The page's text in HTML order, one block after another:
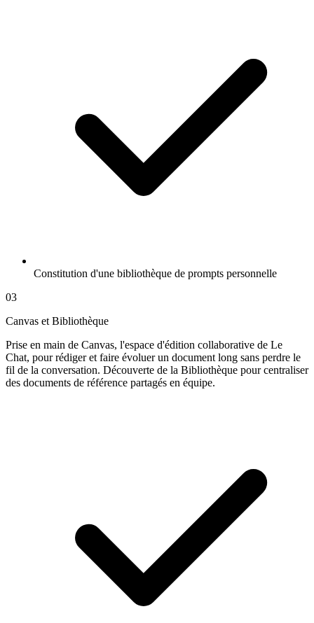
Constitution d'une bibliothèque de prompts personnelle
03
Canvas et Bibliothèque
Prise en main de Canvas, l'espace d'édition collaborative de Le
Chat, pour rédiger et faire évoluer un document long sans perdre le
fil de la conversation. Découverte de la Bibliothèque pour centraliser
des documents de référence partagés en équipe.